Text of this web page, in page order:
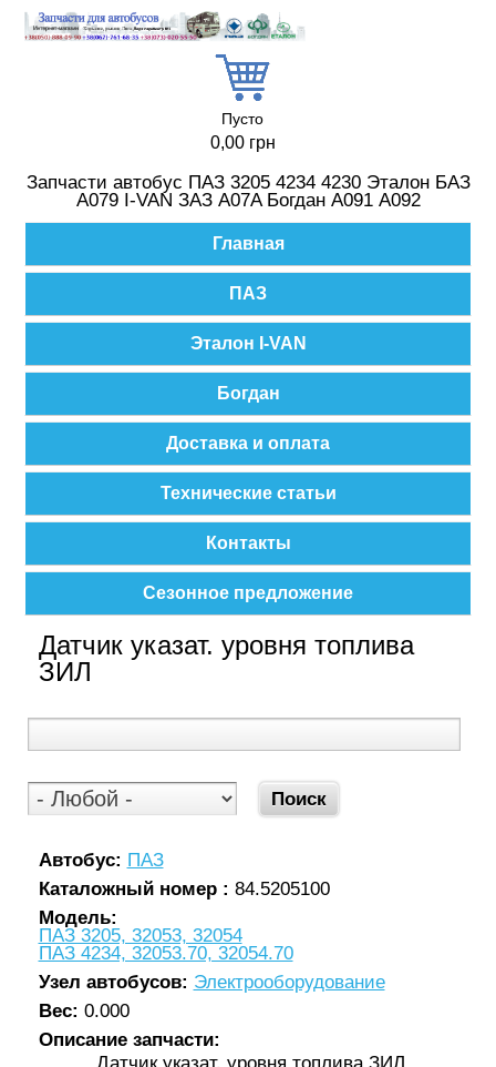
Пусто
0,00 грн
Запчасти автобус ПАЗ 3205 4234 4230 Эталон БАЗ
А079 I-VAN ЗАЗ A07A Богдан А091 А092
Главная
ПАЗ
Эталон I-VAN
Богдан
Доставка и оплата
Технические статьи
Контакты
Сезонное предложение
Датчик указат. уровня топлива
ЗИЛ
Автобус: ПАЗ
Каталожный номер : 84.5205100
Модель:
ПАЗ 3205, 32053, 32054
ПАЗ 4234, 32053.70, 32054.70
Узел автобусов: Электрооборудование
Вес: 0.000
Описание запчасти: